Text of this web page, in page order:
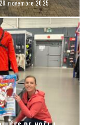
28 novembre 2025